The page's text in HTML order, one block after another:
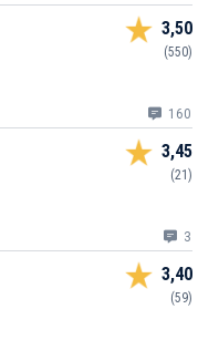
3,50
(550)
160
3,45
(21)
3
3,40
(59)